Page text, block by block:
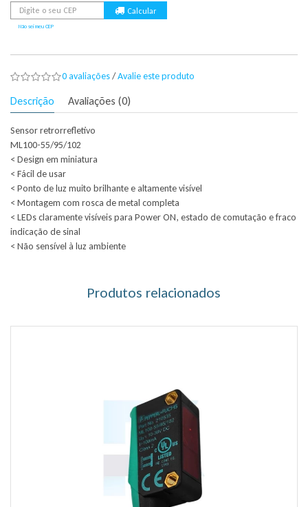
Não sei meu CEP
0 avaliações/Avalie este produto
Descrição Avaliações (0)
Sensor retrorrefletivo
ML100-55/95/102
< Design em miniatura
< Fácil de usar
< Ponto de luz muito brilhante e altamente visível
< Montagem com rosca de metal completa
< LEDs claramente visíveis para Power ON, estado de comutação e fraco
indicação de sinal
< Não sensível à luz ambiente
Produtos relacionados